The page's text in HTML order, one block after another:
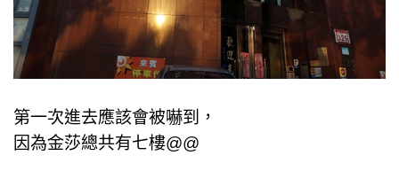
第一次進去應該會被嚇到，
因為金莎總共有七樓@@